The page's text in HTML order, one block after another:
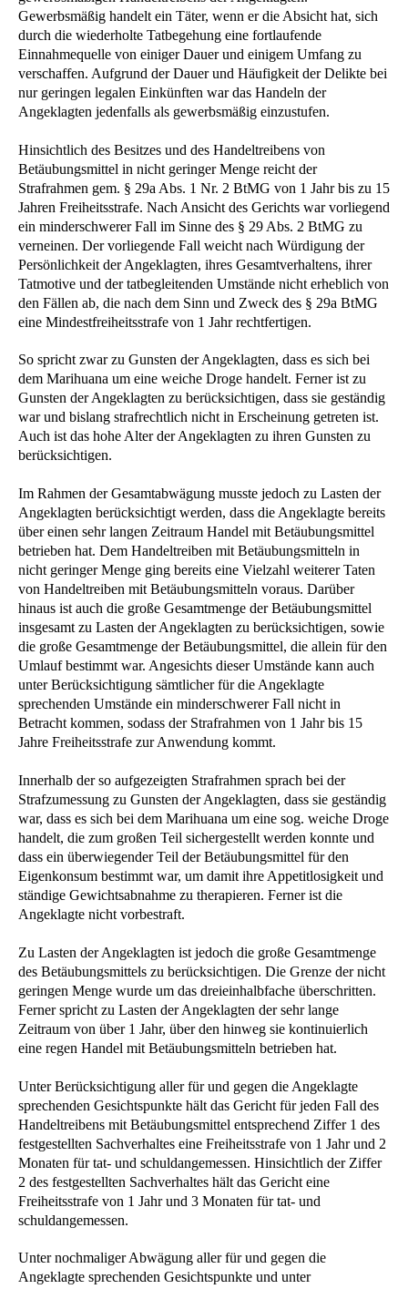
Gewerbsmäßig handelt ein Täter, wenn er die Absicht hat, sich
durch die wiederholte Tatbegehung eine fortlaufende
Einnahmequelle von einiger Dauer und einigem Umfang zu
verschaffen. Aufgrund der Dauer und Häufigkeit der Delikte bei
nur geringen legalen Einkünften war das Handeln der
Angeklagten jedenfalls als gewerbsmäßig einzustufen.
Hinsichtlich des Besitzes und des Handeltreibens von
Betäubungsmittel in nicht geringer Menge reicht der
Strafrahmen gem. § 29a Abs. 1 Nr. 2 BtMG von 1 Jahr bis zu 15
Jahren Freiheitsstrafe. Nach Ansicht des Gerichts war vorliegend
ein minderschwerer Fall im Sinne des § 29 Abs. 2 BtMG zu
verneinen. Der vorliegende Fall weicht nach Würdigung der
Persönlichkeit der Angeklagten, ihres Gesamtverhaltens, ihrer
Tatmotive und der tatbegleitenden Umstände nicht erheblich von
den Fällen ab, die nach dem Sinn und Zweck des § 29a BtMG
eine Mindestfreiheitsstrafe von 1 Jahr rechtfertigen.
So spricht zwar zu Gunsten der Angeklagten, dass es sich bei
dem Marihuana um eine weiche Droge handelt. Ferner ist zu
Gunsten der Angeklagten zu berücksichtigen, dass sie geständig
war und bislang strafrechtlich nicht in Erscheinung getreten ist.
Auch ist das hohe Alter der Angeklagten zu ihren Gunsten zu
berücksichtigen.
Im Rahmen der Gesamtabwägung musste jedoch zu Lasten der
Angeklagten berücksichtigt werden, dass die Angeklagte bereits
über einen sehr langen Zeitraum Handel mit Betäubungsmittel
betrieben hat. Dem Handeltreiben mit Betäubungsmitteln in
nicht geringer Menge ging bereits eine Vielzahl weiterer Taten
von Handeltreiben mit Betäubungsmitteln voraus. Darüber
hinaus ist auch die große Gesamtmenge der Betäubungsmittel
insgesamt zu Lasten der Angeklagten zu berücksichtigen, sowie
die große Gesamtmenge der Betäubungsmittel, die allein für den
Umlauf bestimmt war. Angesichts dieser Umstände kann auch
unter Berücksichtigung sämtlicher für die Angeklagte
sprechenden Umstände ein minderschwerer Fall nicht in
Betracht kommen, sodass der Strafrahmen von 1 Jahr bis 15
Jahre Freiheitsstrafe zur Anwendung kommt.
Innerhalb der so aufgezeigten Strafrahmen sprach bei der
Strafzumessung zu Gunsten der Angeklagten, dass sie geständig
war, dass es sich bei dem Marihuana um eine sog. weiche Droge
handelt, die zum großen Teil sichergestellt werden konnte und
dass ein überwiegender Teil der Betäubungsmittel für den
Eigenkonsum bestimmt war, um damit ihre Appetitlosigkeit und
ständige Gewichtsabnahme zu therapieren. Ferner ist die
Angeklagte nicht vorbestraft.
Zu Lasten der Angeklagten ist jedoch die große Gesamtmenge
des Betäubungsmittels zu berücksichtigen. Die Grenze der nicht
geringen Menge wurde um das dreieinhalbfache überschritten.
Ferner spricht zu Lasten der Angeklagten der sehr lange
Zeitraum von über 1 Jahr, über den hinweg sie kontinuierlich
eine regen Handel mit Betäubungsmitteln betrieben hat.
Unter Berücksichtigung aller für und gegen die Angeklagte
sprechenden Gesichtspunkte hält das Gericht für jeden Fall des
Handeltreibens mit Betäubungsmittel entsprechend Ziffer 1 des
festgestellten Sachverhaltes eine Freiheitsstrafe von 1 Jahr und 2
Monaten für tat- und schuldangemessen. Hinsichtlich der Ziffer
2 des festgestellten Sachverhaltes hält das Gericht eine
Freiheitsstrafe von 1 Jahr und 3 Monaten für tat- und
schuldangemessen.
Unter nochmaliger Abwägung aller für und gegen die
Angeklagte sprechenden Gesichtspunkte und unter